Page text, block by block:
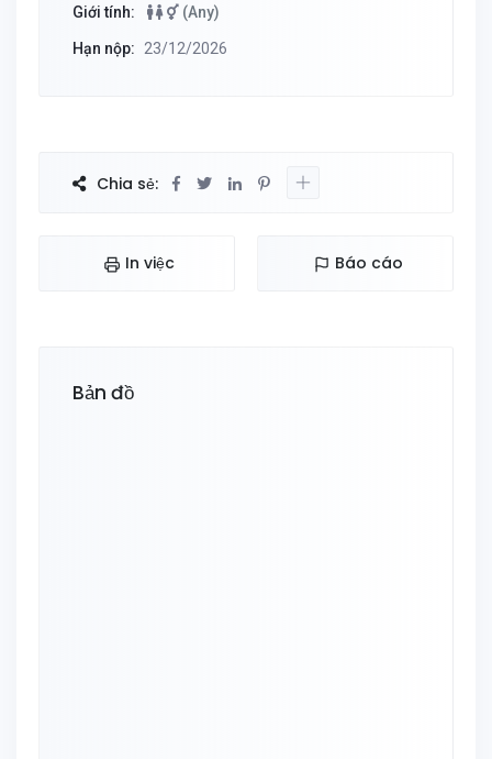
Giới tính: (Any)
Hạn nộp: 23/12/2026
Chia sẻ:
In việc Báo cáo
Bản đồ